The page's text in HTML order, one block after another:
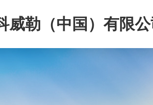
威勒（中国）有限